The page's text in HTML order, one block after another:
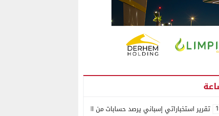
تقرير استخباراتي إسباني يرصد حسابات من الجزائر وأرقاما بـ”213+” ضمن حملة رقمية منظمة حرّضت على اقتحام سبتة